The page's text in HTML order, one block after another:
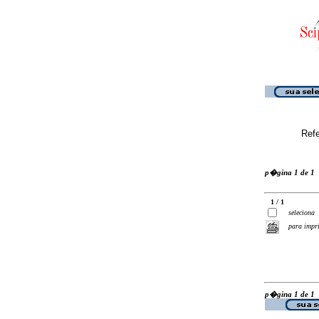
p�gina 1 de 1
1 / 1
seleciona
para
p�gina 1 de 1